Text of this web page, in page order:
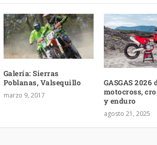
Galería: Sierras
Poblanas, Valsequillo
marzo 9, 2017
GASGAS 2026
motocross,
y enduro
agosto 21, 2025